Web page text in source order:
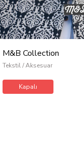
M&B Collection
Tekstil / Aksesuar
Kapalı